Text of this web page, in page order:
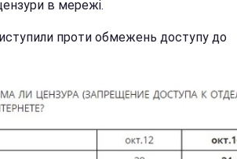
в мережі.
проти обмежень доступу до